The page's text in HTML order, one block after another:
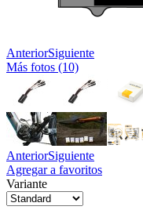
AnteriorSiguiente
Más fotos (10)
AnteriorSiguiente
Agregar a favoritos
Variante